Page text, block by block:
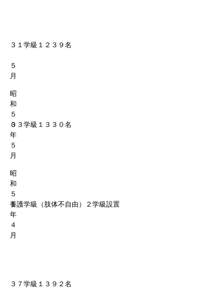
５
月
３１学級１２３９名
昭
和
５
０
年
５
月
３３学級１３３０名
昭
和
５
１
年
４
月
養護学級（肢体不自由）２学級設置
３７学級１３９２名